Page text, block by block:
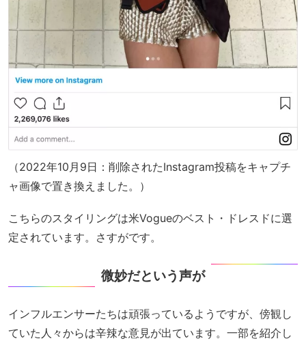
（2022年10月9日：削除されたInstagram投稿をキャプチ
ャ画像で置き換えました。）
こちらのスタイリングは米Vogueのベスト・ドレスドに選
定されています。さすがです。
微妙だという声が
インフルエンサーたちは頑張っているようですが、傍観し
ていた人々からは辛辣な意見が出ています。一部を紹介し